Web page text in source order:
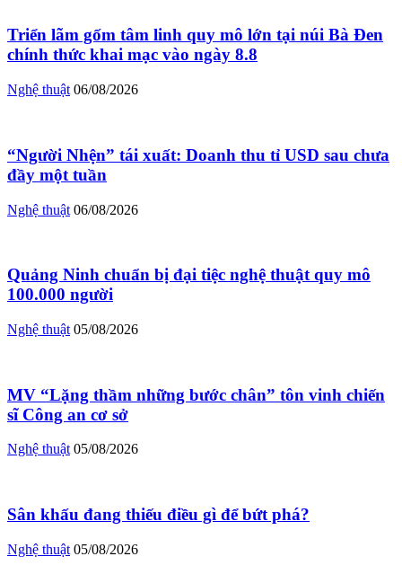
Triển lãm gốm tâm linh quy mô lớn tại núi Bà Đen
chính thức khai mạc vào ngày 8.8
Nghệ thuật 06/08/2026
“Người Nhện” tái xuất: Doanh thu tỉ USD sau chưa
đầy một tuần
Nghệ thuật 06/08/2026
Quảng Ninh chuẩn bị đại tiệc nghệ thuật quy mô
100.000 người
Nghệ thuật 05/08/2026
MV “Lặng thầm những bước chân” tôn vinh chiến
sĩ Công an cơ sở
Nghệ thuật 05/08/2026
Sân khấu đang thiếu điều gì để bứt phá?
Nghệ thuật 05/08/2026